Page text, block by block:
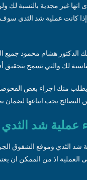
انها غير مجدية بالنسبة لك
كانت عملية شد الثدي
هشام محمود جميع
منك اجراء بعض
عملية شد
الثدي وموقع الشقوق
العملية اذ من الممكن ان